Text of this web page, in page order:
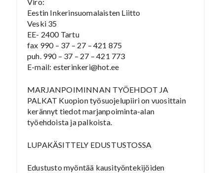
Eestin Inkerinsuomalaisten Liitto
Veski 35
EE- 2400 Tartu
fax 990 – 37 – 27 – 421 875
puh. 990 – 37 – 27 – 421 773
E-mail: esterinkeri@hot.ee
MARJANPOIMINNAN TYÖEHDOT JA
PALKAT Kuopion työsuojelupiiri on vuosittain
kerännyt tiedot marjanpoiminta-alan
työehdoista ja palkoista.
LUPAKÄSITTELY EDUSTUSTOSSA
Edustusto myöntää kausityöntekijöiden